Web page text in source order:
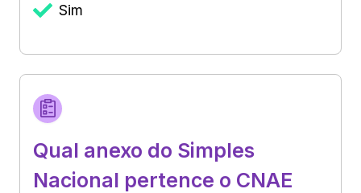
Sim
Qual anexo do Simples
Nacional pertence o CNAE